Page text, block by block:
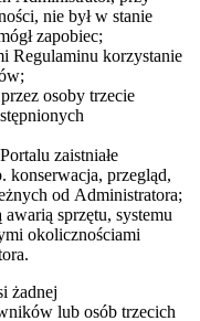
nie był w stanie
zapobiec;
Regulaminu korzystanie
osoby trzecie
zaistniałe
konserwacja, przegląd,
od Administratora;
sprzętu, systemu
okolicznościami
żadnej
lub osób trzecich